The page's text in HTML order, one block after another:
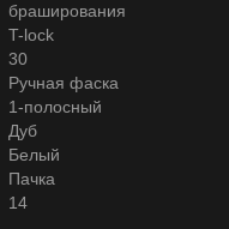
браширования
T-lock
30
Ручная фаска
1-полосный
Дуб
Белый
Пачка
14